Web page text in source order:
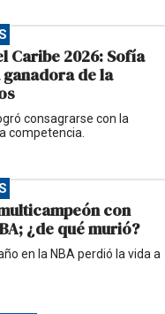
Caribe 2026: Sofía
de la
consagrarse con la
competencia.
con
¿de qué murió?
en la NBA perdió la vida a